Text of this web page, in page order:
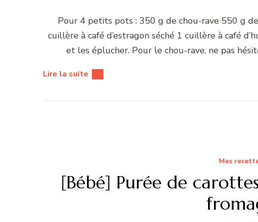
Pour 4 petits pots : 350 g de chou-rave 550 g
cuillère à café d’estragon séché 1 cuillère à café
et les éplucher. Pour le chou-rave, ne pas
Lire la suite
Mes
[Bébé] Purée de